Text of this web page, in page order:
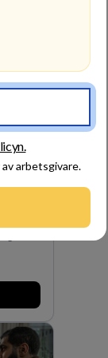
arbetsgivare.
som